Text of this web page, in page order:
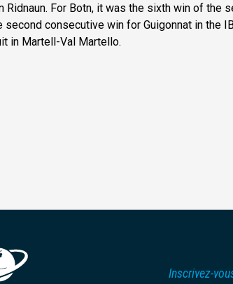
Ridnaun. For Botn, it was the sixth win of the
second consecutive win for Guigonnat in the
in Martell-Val Martello.
Inscrivez-